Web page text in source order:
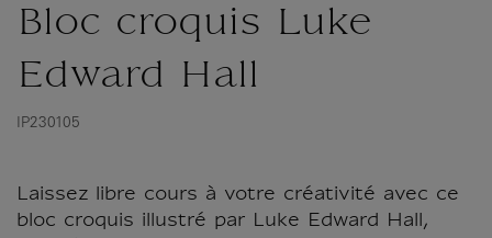
Bloc croquis Luke
Edward Hall
IP230105
Laissez libre cours à votre créativité avec ce
bloc croquis illustré par Luke Edward Hall,